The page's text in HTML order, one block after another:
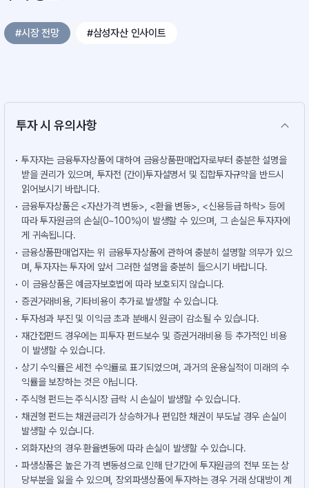
#시장 전망 #삼성자산 인사이트
투자 시 유의사항
투자자는 금융투자상품에 대하여 금융상품판매업자로부터 충분한 설명을
받을 권리가 있으며, 투자전 (간이)투자설명서 및 집합투자규약을 반드시
읽어보시기 바랍니다.
금융투자상품은 <자산가격 변동>, <환율 변동>, <신용등급 하락> 등에
따라 투자원금의 손실(0~100%)이 발생할 수 있으며, 그 손실은 투자자에
게 귀속됩니다.
금융상품판매업자는 위 금융투자상품에 관하여 충분히 설명할 의무가 있으
며, 투자자는 투자에 앞서 그러한 설명을 충분히 들으시기 바랍니다.
이 금융상품은 예금자보호법에 따라 보호되지 않습니다.
증권거래비용, 기타비용이 추가로 발생할 수 있습니다.
투자성과 부진 및 이익금 초과 분배시 원금이 감소될 수 있습니다.
재간접펀드 경우에는 피투자 펀드보수 및 증권거래비용 등 추가적인 비용
이 발생할 수 있습니다.
상기 수익률은 세전 수익률로 표기되었으며, 과거의 운용실적이 미래의 수
익률을 보장하는 것은 아닙니다.
주식형 펀드는 주식시장 급락 시 손실이 발생할 수 있습니다.
채권형 펀드는 채권금리가 상승하거나 편입한 채권이 부도날 경우 손실이
발생할 수 있습니다.
외화자산의 경우 환율변동에 따라 손실이 발생할 수 있습니다.
파생상품은 높은 가격 변동성으로 인해 단기간에 투자원금의 전부 또는 상
당부분을 잃을 수 있으며, 장외파생상품에 투자하는 경우 거래 상대방이 계